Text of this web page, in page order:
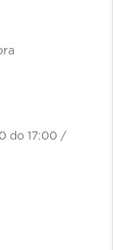
do 17:00 /